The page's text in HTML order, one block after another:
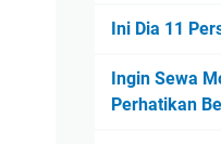
Ini Dia 11
Ingin Sewa
Perhatikan